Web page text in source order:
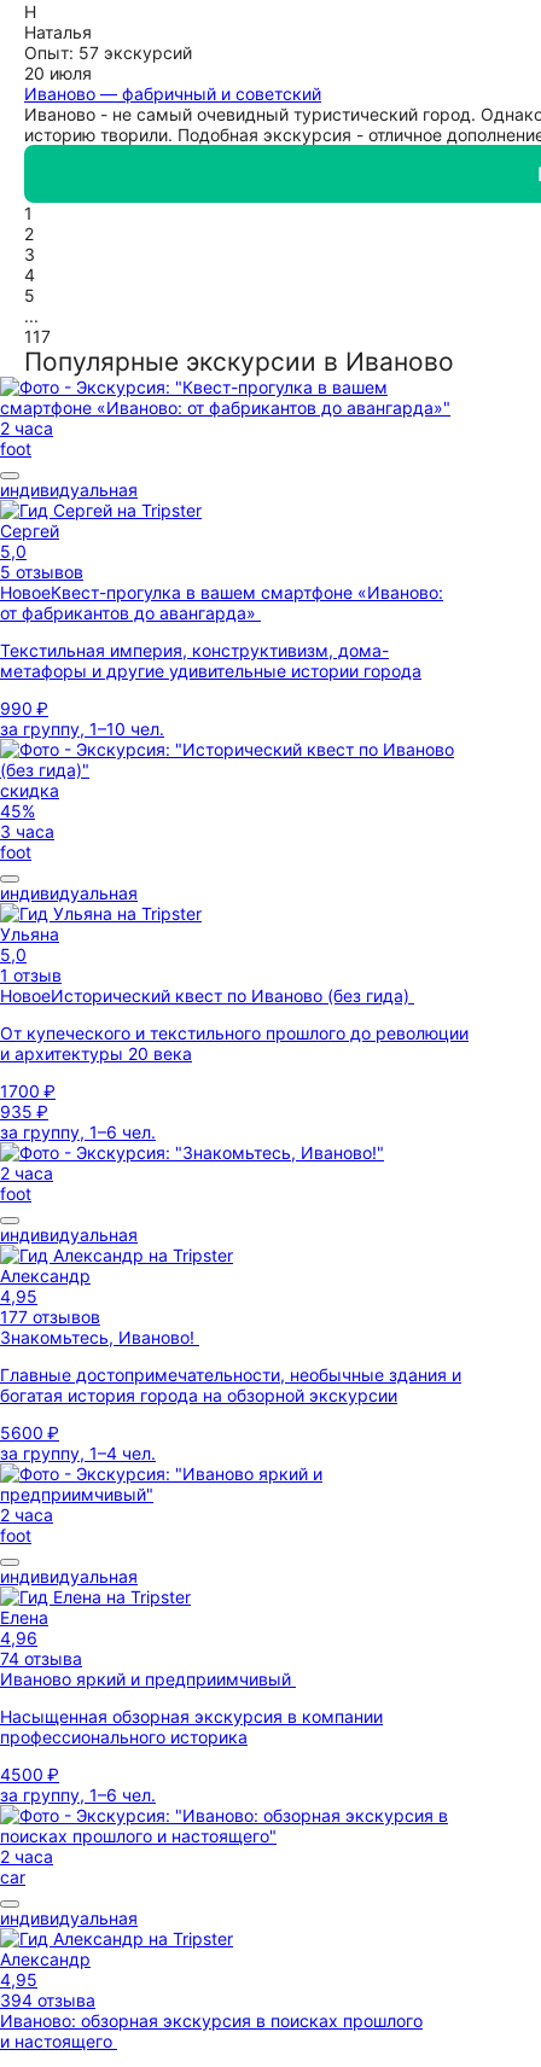
Н
Наталья
Опыт: 57 экскурсий
20 июля
Иваново — фабричный и советский
Иваново - не самый очевидный туристический город.
историю творили. Подобная экскурсия - отличное
1
2
3
4
5
...
117
Популярные экскурсии в Иваново
2 часа
foot
индивидуальная
Сергей
5,0
5 отзывов
НовоеКвест-прогулка в вашем смартфоне «Иваново:
от фабрикантов до авангарда»
Текстильная империя, конструктивизм, дома-
метафоры и другие удивительные истории города
990 ₽
за группу, 1–10 чел.
скидка
45%
3 часа
foot
индивидуальная
Ульяна
5,0
1 отзыв
НовоеИсторический квест по Иваново (без гида)
От купеческого и текстильного прошлого до революции
и архитектуры 20 века
1700 ₽
935 ₽
за группу, 1–6 чел.
2 часа
foot
индивидуальная
Александр
4,95
177 отзывов
Знакомьтесь, Иваново!
Главные достопримечательности, необычные здания и
богатая история города на обзорной экскурсии
5600 ₽
за группу, 1–4 чел.
2 часа
foot
индивидуальная
Елена
4,96
74 отзыва
Иваново яркий и предприимчивый
Насыщенная обзорная экскурсия в компании
профессионального историка
4500 ₽
за группу, 1–6 чел.
2 часа
car
индивидуальная
Александр
4,95
394 отзыва
Иваново: обзорная экскурсия в поисках прошлого
и настоящего